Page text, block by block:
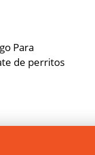
Para
de perritos